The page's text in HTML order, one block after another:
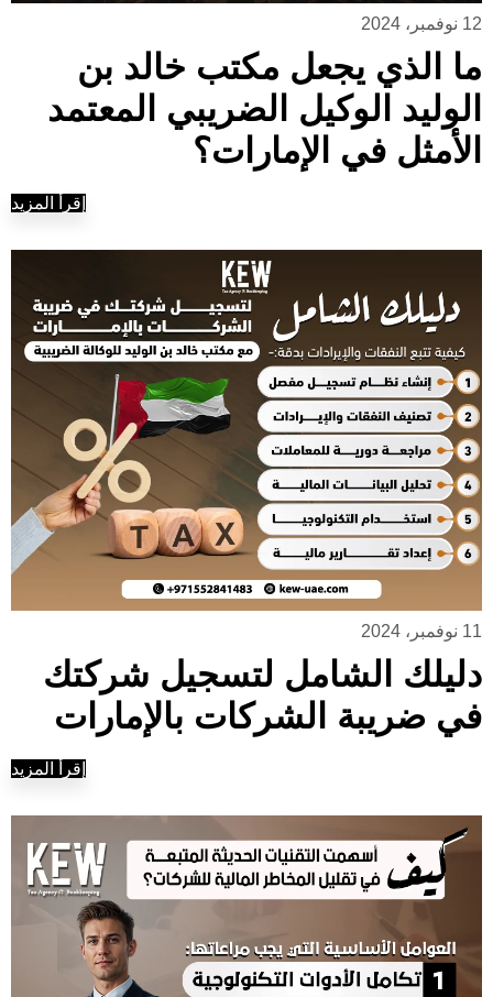
12 نوفمبر، 2024
ما الذي يجعل مكتب خالد بن
الوليد الوكيل الضريبي المعتمد
الأمثل في الإمارات؟
إقرأ المزيد
11 نوفمبر، 2024
دليلك الشامل لتسجيل شركتك
في ضريبة الشركات بالإمارات
إقرأ المزيد